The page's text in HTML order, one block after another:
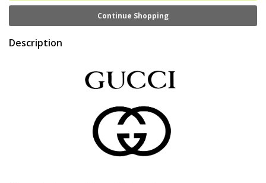
Continue Shopping
Description